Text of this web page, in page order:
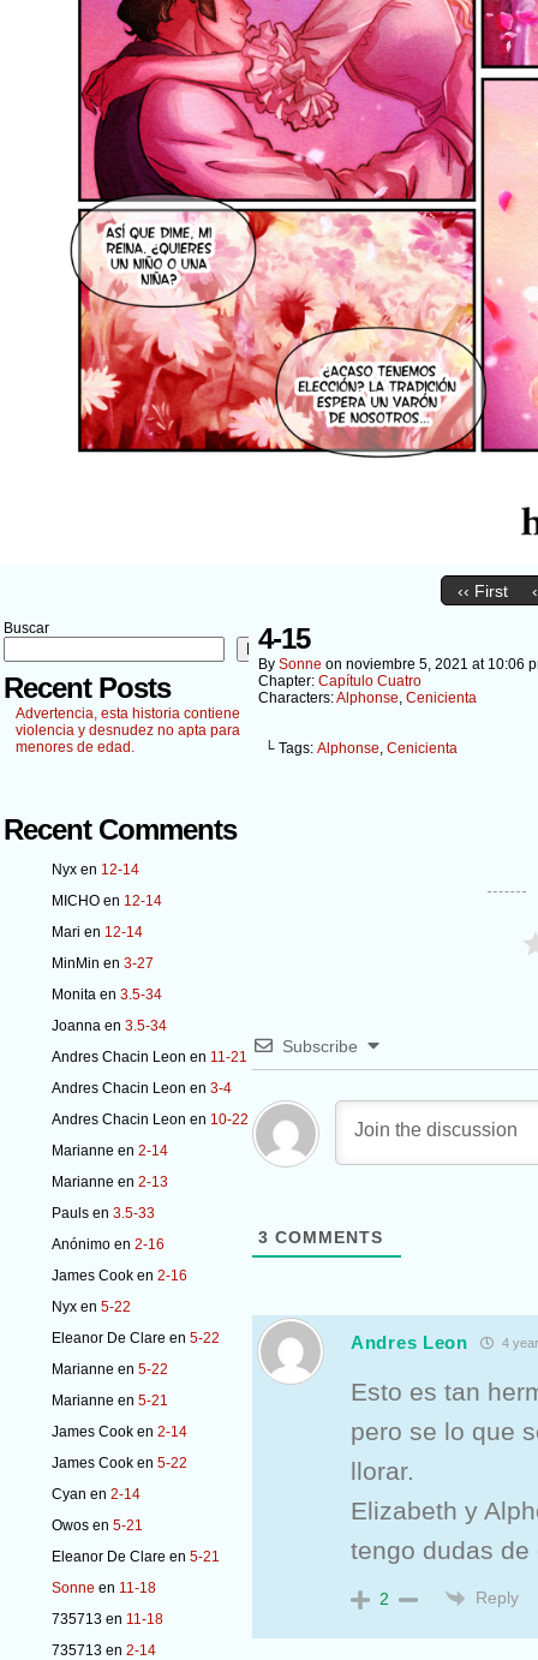
‹‹ First
Buscar
Buscar
Recent Posts
Advertencia, esta historia contiene
violencia y desnudez no apta para
menores de edad.
Recent Comments
Nyx en 12-14
MICHO en 12-14
Mari en 12-14
MinMin en 3-27
Monita en 3.5-34
Joanna en 3.5-34
Andres Chacin Leon en 11-21
Andres Chacin Leon en 3-4
Andres Chacin Leon en 10-22
Marianne en 2-14
Marianne en 2-13
Pauls en 3.5-33
Anónimo en 2-16
James Cook en 2-16
Nyx en 5-22
Eleanor De Clare en 5-22
Marianne en 5-22
Marianne en 5-21
James Cook en 2-14
James Cook en 5-22
Cyan en 2-14
Owos en 5-21
Eleanor De Clare en 5-21
Sonne en 11-18
735713 en 11-18
735713 en 2-14
4-15
By Sonne on noviembre 5, 2021 at 10:06
Chapter: Capítulo Cuatro
Characters:Alphonse, Cenicienta
└ Tags: Alphonse, Cenicienta
Subscribe
3 COMMENTS
Andres Leon 4
Esto es tan
pero se lo que
llorar.
Elizabeth y
tengo dudas de
2 Reply